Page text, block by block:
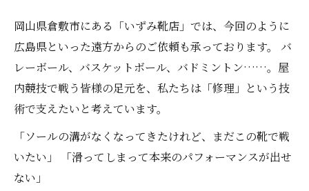
岡山県倉敷市にある「いずみ靴店」では、今回のように
広島県といった遠方からのご依頼も承っております。 バ
レーボール、バスケットボール、バドミントン……。屋
内競技で戦う皆様の足元を、私たちは「修理」という技
術で支えたいと考えています。
「ソールの溝がなくなってきたけれど、まだこの靴で戦
いたい」 「滑ってしまって本来のパフォーマンスが出せ
ない」